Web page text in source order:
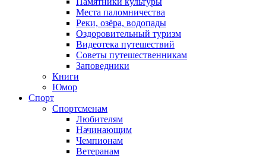
Места паломничества
Реки, озёра, водопады
Оздоровительный туризм
Видеотека путешествий
Советы путешественникам
Заповедники
Книги
Юмор
Спорт
Спортсменам
Любителям
Начинающим
Чемпионам
Ветеранам